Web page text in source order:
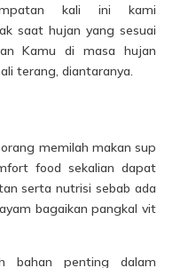
kali ini kami
saat hujan yang sesuai
Kamu di masa hujan
terang, diantaranya.
memilah makan sup
food sekalian dapat
serta nutrisi sebab ada
bagaikan pangkal vit
bahan penting dalam